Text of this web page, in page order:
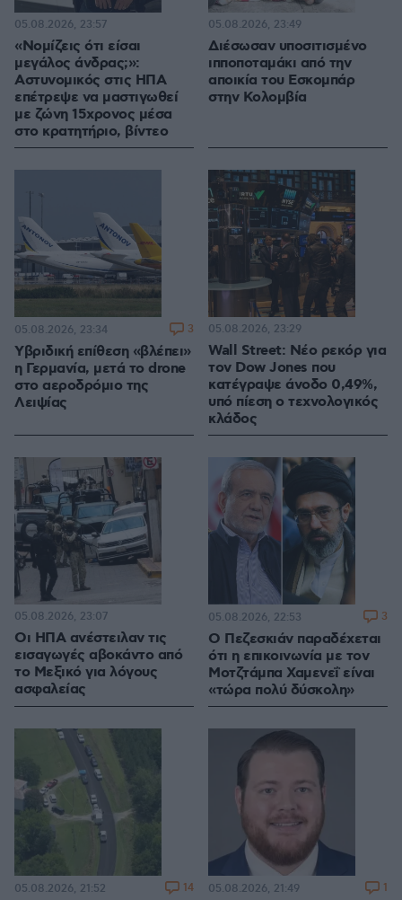
«Νομίζεις ότι είσαι
μεγάλος άνδρας;»:
Αστυνομικός στις ΗΠΑ
επέτρεψε να μαστιγωθεί
με ζώνη 15χρονος μέσα
στο κρατητήριο, βίντεο
05.08.2026, 23:57
Διέσωσαν υποσιτισμένο
ιπποποταμάκι από την
αποικία του Εσκομπάρ
στην Κολομβία
05.08.2026, 23:49
Υβριδική επίθεση «βλέπει»
η Γερμανία, μετά το drone
στο αεροδρόμιο της
Λειψίας
05.08.2026, 23:34 3
Wall Street: Νέο ρεκόρ για
τον Dow Jones που
κατέγραψε άνοδο 0,49%,
υπό πίεση ο τεχνολογικός
κλάδος
05.08.2026, 23:29
Οι ΗΠΑ ανέστειλαν τις
εισαγωγές αβοκάντο από
το Μεξικό για λόγους
ασφαλείας
05.08.2026, 23:07
Ο Πεζεσκιάν παραδέχεται
ότι η επικοινωνία με τον
Μοτζτάμπα Χαμενεΐ είναι
«τώρα πολύ δύσκολη»
05.08.2026, 22:53 3
05.08.2026, 21:52 14 05.08.2026, 21:49 1